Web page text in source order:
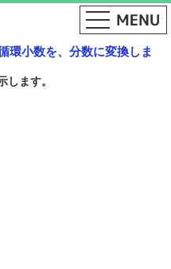
環小数を、分数に変換しま
ます。